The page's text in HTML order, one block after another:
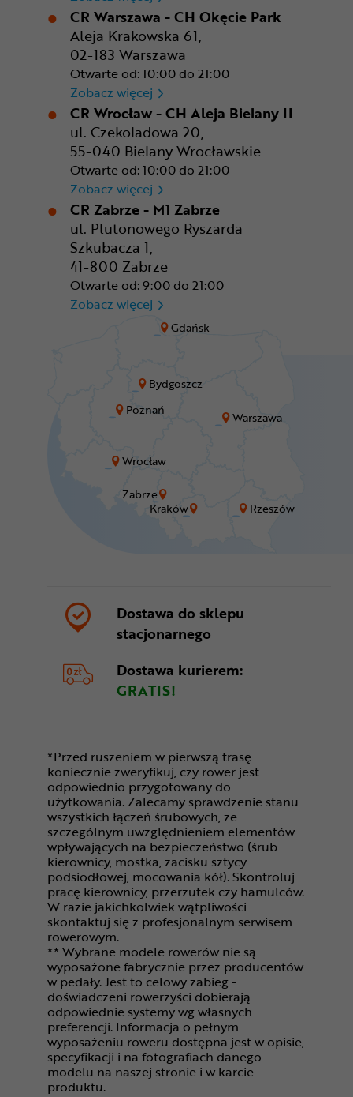
Bydgoszcz
Gdańsk
Kraków
Poznań
Rzeszów
Warszawa
Wrocław
Zabrze
CR Warszawa - CH Okęcie Park
Aleja Krakowska 61,
02-183 Warszawa
Otwarte od: 10:00 do 21:00
Zobacz więcej CR Warszawa - CH Okęcie
CR Wrocław - CH Aleja Bielany II
ul. Czekoladowa 20,
55-040 Bielany Wrocławskie
Otwarte od: 10:00 do 21:00
Zobacz więcej CR Wrocław - CH Aleja
CR Zabrze - M1 Zabrze
ul. Plutonowego Ryszarda
Szkubacza 1,
41-800 Zabrze
Otwarte od: 9:00 do 21:00
Zobacz więcej CR Zabrze - M1 Zabrze
Dostawa do sklepu
stacjonarnego
Dostawa kurierem:
GRATIS!
*Przed ruszeniem w pierwszą trasę
koniecznie zweryfikuj, czy rower jest
odpowiednio przygotowany do
użytkowania. Zalecamy sprawdzenie stanu
wszystkich łączeń śrubowych, ze
szczególnym uwzględnieniem elementów
wpływających na bezpieczeństwo (śrub
kierownicy, mostka, zacisku sztycy
podsiodłowej, mocowania kół). Skontroluj
pracę kierownicy, przerzutek czy hamulców.
W razie jakichkolwiek wątpliwości
skontaktuj się z profesjonalnym serwisem
rowerowym.
** Wybrane modele rowerów nie są
wyposażone fabrycznie przez producentów
w pedały. Jest to celowy zabieg -
doświadczeni rowerzyści dobierają
odpowiednie systemy wg własnych
preferencji. Informacja o pełnym
wyposażeniu roweru dostępna jest w opisie,
specyfikacji i na fotografiach danego
modelu na naszej stronie i w karcie
produktu.